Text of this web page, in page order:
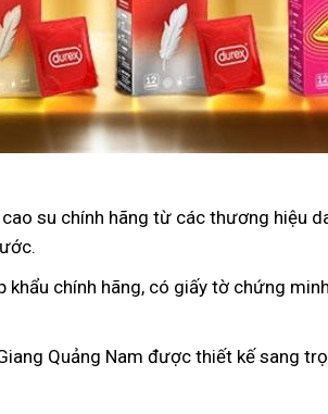
su chính hãng từ các thương hiệu
khẩu chính hãng, có giấy tờ chứng
Quảng Nam được thiết kế sang